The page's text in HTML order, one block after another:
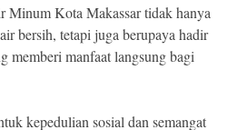
Minum Kota Makassar tidak hanya
bersih, tetapi juga berupaya hadir
memberi manfaat langsung bagi
kepedulian sosial dan semangat